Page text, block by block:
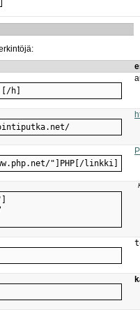
h]
"]PHP[/linkki]